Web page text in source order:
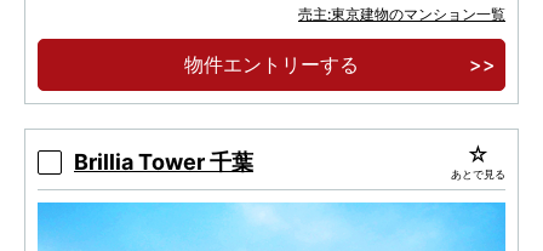
南向き中心の開放感あふれる住戸プラン
沿線最大級708邸
売主:東京建物のマンション一覧
物件エントリーする
Brillia Tower 千葉 あとで見る